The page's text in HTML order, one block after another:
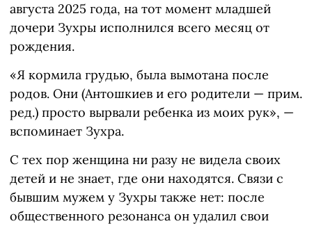
августа 2025 года, на тот момент младшей
дочери Зухры исполнился всего месяц от
рождения.
«Я кормила грудью, была вымотана после
родов. Они (Антошкиев и его родители — прим.
ред.) просто вырвали ребенка из моих рук», —
вспоминает Зухра.
С тех пор женщина ни разу не видела своих
детей и не знает, где они находятся. Связи с
бывшим мужем у Зухры также нет: после
общественного резонанса он удалил свои